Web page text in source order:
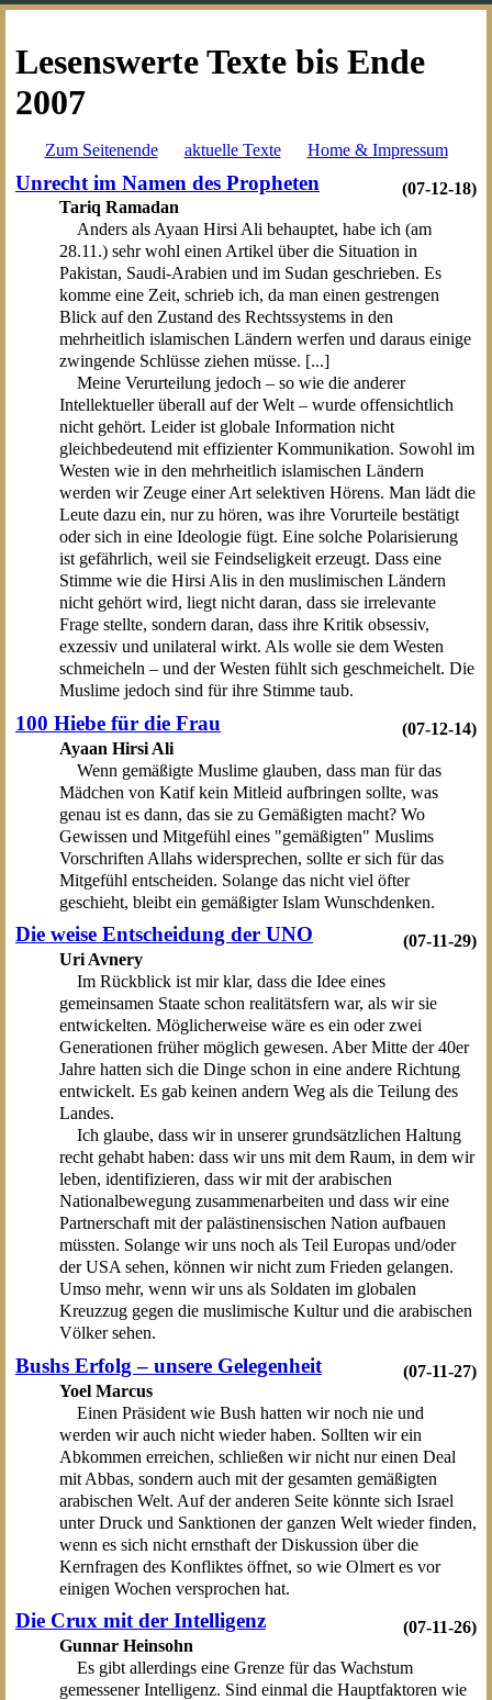
Lesenswerte Texte bis Ende
2007
Zum Seitenende aktuelle Texte Home & Impressum
(07-12-18)
Unrecht im Namen des Propheten
Tariq Ramadan
Anders als Ayaan Hirsi Ali behauptet, habe ich (am
28.11.) sehr wohl einen Artikel über die Situation in
Pakistan, Saudi-Arabien und im Sudan geschrieben. Es
komme eine Zeit, schrieb ich, da man einen gestrengen
Blick auf den Zustand des Rechtssystems in den
mehrheitlich islamischen Ländern werfen und daraus einige
zwingende Schlüsse ziehen müsse. [...]
Meine Verurteilung jedoch – so wie die anderer
Intellektueller überall auf der Welt – wurde offensichtlich
nicht gehört. Leider ist globale Information nicht
gleichbedeutend mit effizienter Kommunikation. Sowohl im
Westen wie in den mehrheitlich islamischen Ländern
werden wir Zeuge einer Art selektiven Hörens. Man lädt die
Leute dazu ein, nur zu hören, was ihre Vorurteile bestätigt
oder sich in eine Ideologie fügt. Eine solche Polarisierung
ist gefährlich, weil sie Feindseligkeit erzeugt. Dass eine
Stimme wie die Hirsi Alis in den muslimischen Ländern
nicht gehört wird, liegt nicht daran, dass sie irrelevante
Frage stellte, sondern daran, dass ihre Kritik obsessiv,
exzessiv und unilateral wirkt. Als wolle sie dem Westen
schmeicheln – und der Westen fühlt sich geschmeichelt. Die
Muslime jedoch sind für ihre Stimme taub.
(07-12-14)
100 Hiebe für die Frau
Ayaan Hirsi Ali
Wenn gemäßigte Muslime glauben, dass man für das
Mädchen von Katif kein Mitleid aufbringen sollte, was
genau ist es dann, das sie zu Gemäßigten macht? Wo
Gewissen und Mitgefühl eines "gemäßigten" Muslims
Vorschriften Allahs widersprechen, sollte er sich für das
Mitgefühl entscheiden. Solange das nicht viel öfter
geschieht, bleibt ein gemäßigter Islam Wunschdenken.
(07-11-29)
Die weise Entscheidung der UNO
Uri Avnery
Im Rückblick ist mir klar, dass die Idee eines
gemeinsamen Staate schon realitätsfern war, als wir sie
entwickelten. Möglicherweise wäre es ein oder zwei
Generationen früher möglich gewesen. Aber Mitte der 40er
Jahre hatten sich die Dinge schon in eine andere Richtung
entwickelt. Es gab keinen andern Weg als die Teilung des
Landes.
Ich glaube, dass wir in unserer grundsätzlichen Haltung
recht gehabt haben: dass wir uns mit dem Raum, in dem wir
leben, identifizieren, dass wir mit der arabischen
Nationalbewegung zusammenarbeiten und dass wir eine
Partnerschaft mit der palästinensischen Nation aufbauen
müssten. Solange wir uns noch als Teil Europas und/oder
der USA sehen, können wir nicht zum Frieden gelangen.
Umso mehr, wenn wir uns als Soldaten im globalen
Kreuzzug gegen die muslimische Kultur und die arabischen
Völker sehen.
(07-11-27)
Bushs Erfolg – unsere Gelegenheit
Yoel Marcus
Einen Präsident wie Bush hatten wir noch nie und
werden wir auch nicht wieder haben. Sollten wir ein
Abkommen erreichen, schließen wir nicht nur einen Deal
mit Abbas, sondern auch mit der gesamten gemäßigten
arabischen Welt. Auf der anderen Seite könnte sich Israel
unter Druck und Sanktionen der ganzen Welt wieder finden,
wenn es sich nicht ernsthaft der Diskussion über die
Kernfragen des Konfliktes öffnet, so wie Olmert es vor
einigen Wochen versprochen hat.
(07-11-26)
Die Crux mit der Intelligenz
Gunnar Heinsohn
Es gibt allerdings eine Grenze für das Wachstum
gemessener Intelligenz. Sind einmal die Hauptfaktoren wie